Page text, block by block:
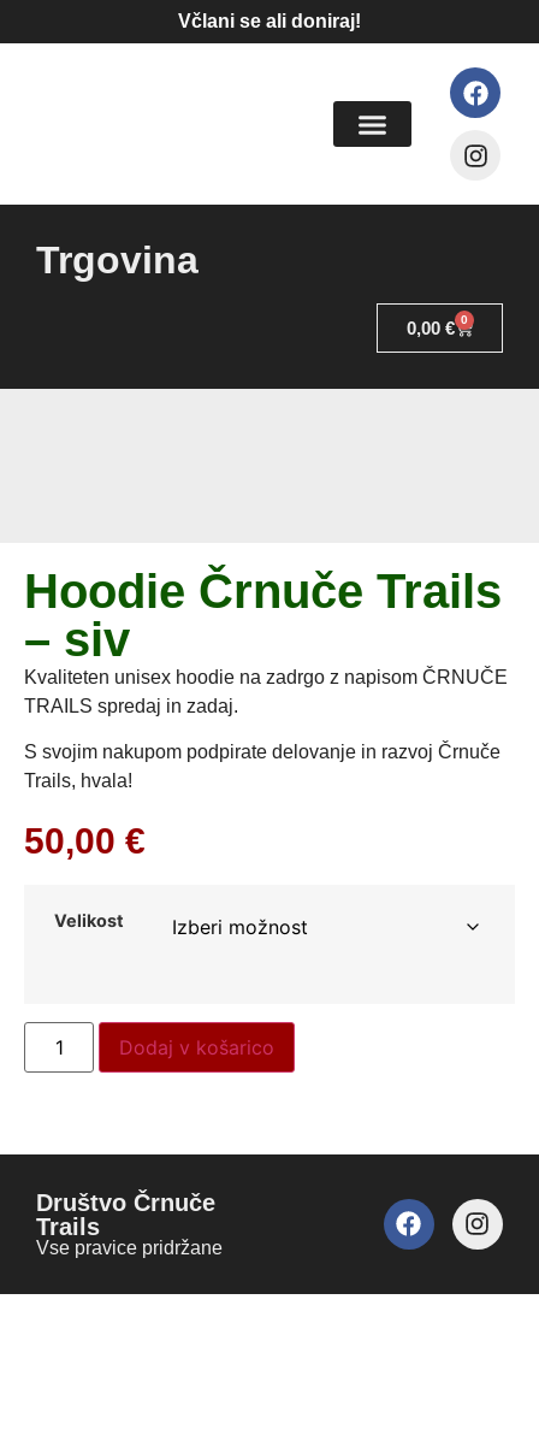
Včlani se ali doniraj!
Trgovina
0,00 € 0
Hoodie Črnuče Trails
– siv
Kvaliteten unisex hoodie na zadrgo z napisom ČRNUČE
TRAILS spredaj in zadaj.
S svojim nakupom podpirate delovanje in razvoj Črnuče
Trails, hvala!
50,00 €
Velikost
Dodaj v košarico
Društvo Črnuče
Trails
Vse pravice pridržane